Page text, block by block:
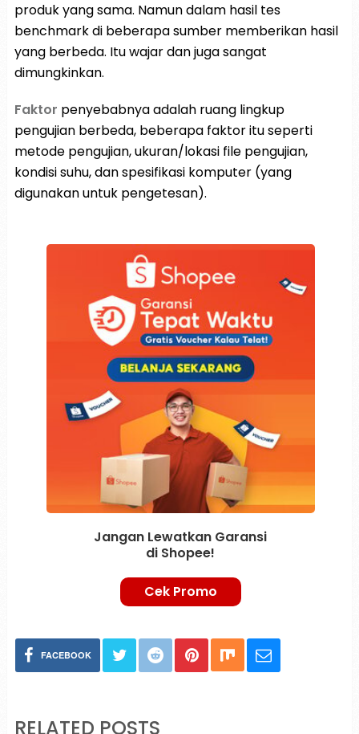
produk yang sama. Namun dalam hasil tes
benchmark di beberapa sumber memberikan hasil
yang berbeda. Itu wajar dan juga sangat
dimungkinkan.
Faktor penyebabnya adalah ruang lingkup
pengujian berbeda, beberapa faktor itu seperti
metode pengujian, ukuran/lokasi file pengujian,
kondisi suhu, dan spesifikasi komputer (yang
digunakan untuk pengetesan).
Jangan Lewatkan Garansi
di Shopee!
Cek Promo
FACEBOOK
RELATED POSTS